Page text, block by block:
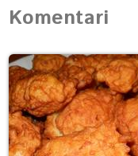
Komentari